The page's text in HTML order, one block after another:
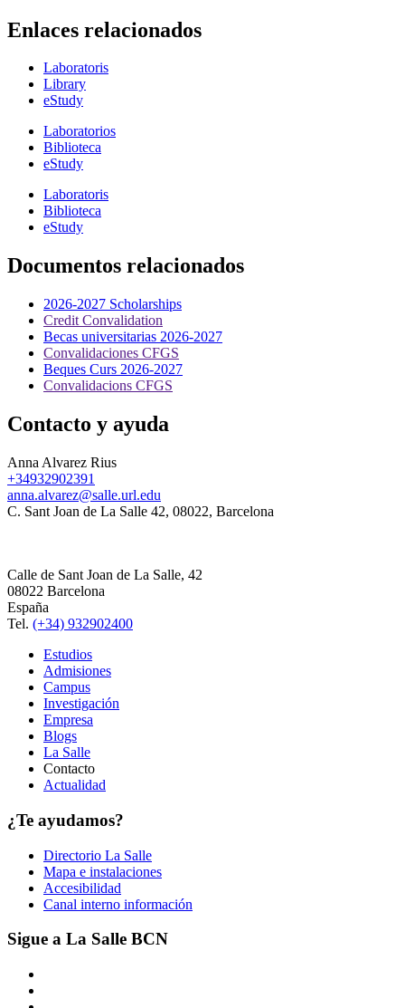
Enlaces relacionados
Laboratoris
Library
eStudy
Laboratorios
Biblioteca
eStudy
Laboratoris
Biblioteca
eStudy
Documentos relacionados
2026-2027 Scholarships
Credit Convalidation
Becas universitarias 2026-2027
Convalidaciones CFGS
Beques Curs 2026-2027
Convalidacions CFGS
Contacto y ayuda
Anna Alvarez Rius
+34932902391
anna.alvarez@salle.url.edu
C. Sant Joan de La Salle 42, 08022, Barcelona
Calle de Sant Joan de La Salle, 42
08022 Barcelona
España
Tel. (+34) 932902400
Estudios
Admisiones
Campus
Investigación
Empresa
Blogs
La Salle
Contacto
Actualidad
¿Te ayudamos?
Directorio La Salle
Mapa e instalaciones
Accesibilidad
Canal interno información
Sigue a La Salle BCN